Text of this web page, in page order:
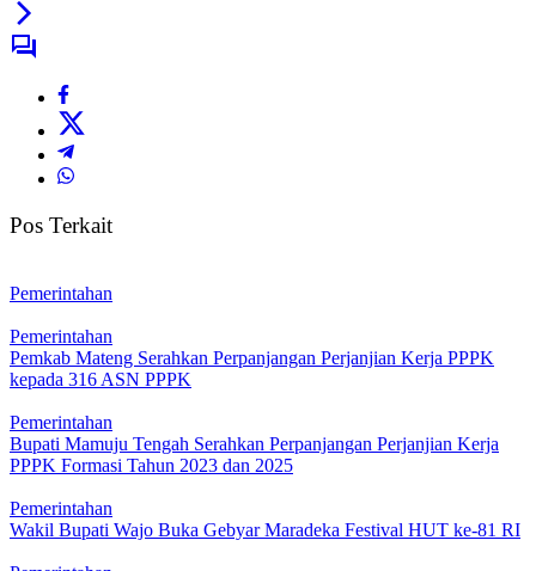
Pos Terkait
Pemerintahan
Pemerintahan
Pemkab Mateng Serahkan Perpanjangan Perjanjian Kerja PPPK
kepada 316 ASN PPPK
Pemerintahan
Bupati Mamuju Tengah Serahkan Perpanjangan Perjanjian Kerja
PPPK Formasi Tahun 2023 dan 2025
Pemerintahan
Wakil Bupati Wajo Buka Gebyar Maradeka Festival HUT ke-81 RI